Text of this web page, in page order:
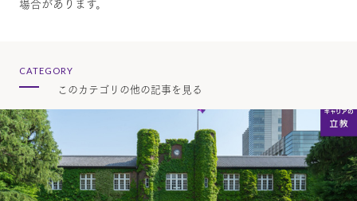
CATEGORY
このカテゴリの他の記事を見る